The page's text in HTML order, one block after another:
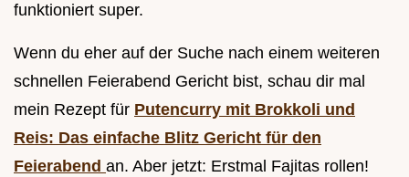
funktioniert super.
Wenn du eher auf der Suche nach einem weiteren
schnellen Feierabend Gericht bist, schau dir mal
mein Rezept für Putencurry mit Brokkoli und
Reis: Das einfache Blitz Gericht für den
Feierabend an. Aber jetzt: Erstmal Fajitas rollen!